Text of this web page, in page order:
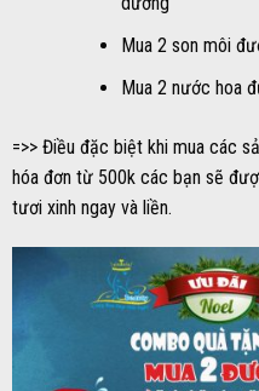
Mua 2 son môi
Mua 2 nước hoa
=>> Điều đặc biệt khi mua các
hóa đơn từ 500k các bạn sẽ
tươi xinh ngay và liền.